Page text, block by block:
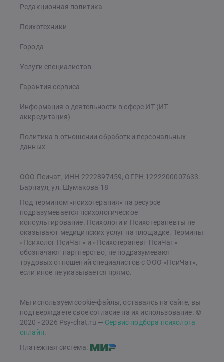
Редакционная политика
Психотехники
Города
Услуги специалистов
Гарантия сервиса
Информация о деятельности в сфере ИТ (ИТ-
аккредитация)
Политика в отношении обработки персональных
данных
ООО Псичат, ИНН 2222897459, ОГРН 1222200007633.
Барнаул, ул. Шумакова 18
Под термином «психотерапия» на ресурсе
подразумевается психологическое
консультирование. Психологи и Психотерапевты не
оказывают медицинских услуг на площадке. Термины
«Психолог ПсиЧат» и «Психотерапевт ПсиЧат»
обозначают партнерство, не подразумевают
трудовых отношений специалистов с ООО «ПсиЧат»,
если иное не указывается прямо.
Мы используем cookie-файлы, оставаясь на сайте, вы
подтверждаете свое согласие на их использование. ©
2020 - 2026 Psy-chat.ru — Сервис подбора психолога
онлайн
Платежная система: